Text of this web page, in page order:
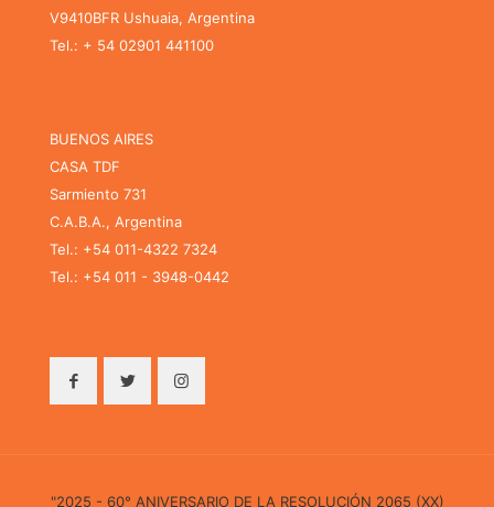
V9410BFR Ushuaia, Argentina
Tel.: + 54 02901 441100
BUENOS AIRES
CASA TDF
Sarmiento 731
C.A.B.A., Argentina
Tel.: +54 011-4322 7324
Tel.: +54 011 - 3948-0442
"2025 - 60° ANIVERSARIO DE LA RESOLUCIÓN 2065 (XX)